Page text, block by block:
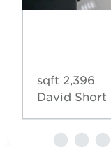
2,396 sqft
David Short